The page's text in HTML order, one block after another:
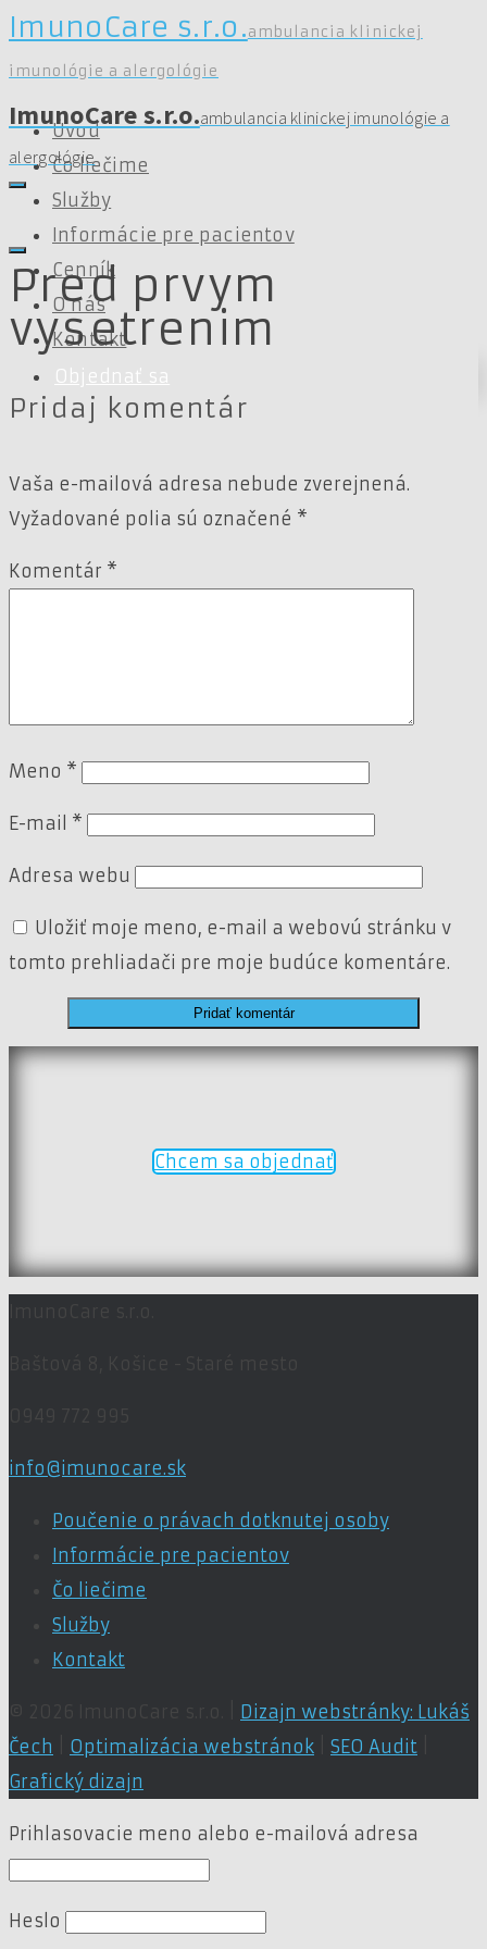
ImunoCare s.r.o.ambulancia klinickej
imunológie a alergológie
Úvod
Čo liečime
Služby
Informácie pre pacientov
Cenník
O nás
Kontakt
Objednať sa
ImunoCare s.r.o.ambulancia klinickej imunológie a
alergológie
Pred prvym
vysetrenim
Pridaj komentár
Vaša e-mailová adresa nebude zverejnená.
Vyžadované polia sú označené *
Komentár *
Meno *
E-mail *
Adresa webu
Uložiť moje meno, e-mail a webovú stránku v
tomto prehliadači pre moje budúce komentáre.
Chcem sa objednať
info@imunocare.sk
Poučenie o právach dotknutej osoby
Informácie pre pacientov
Čo liečime
Služby
Kontakt
Dizajn webstránky: Lukáš
Čech
Optimalizácia webstránok SEO Audit
Grafický dizajn
Prihlasovacie meno alebo e-mailová adresa
Heslo